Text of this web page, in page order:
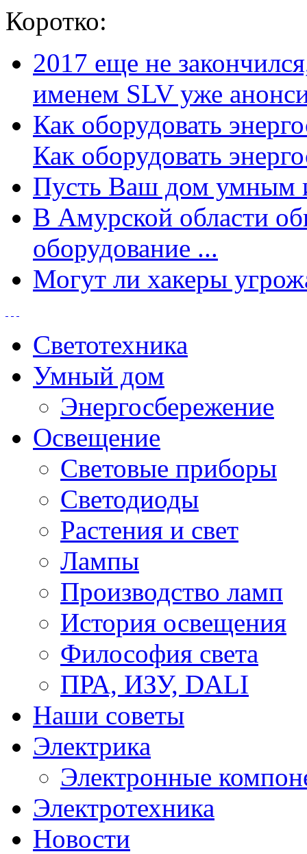
Коротко:
2017 еще не
именем SLV уже
Как оборудовать
Как оборудовать
Пусть Ваш дом умным
В Амурской области
оборудование ...
Могут ли хакеры
Светотехника
Умный дом
Энергосбережение
Освещение
Световые приборы
Светодиоды
Растения и свет
Лампы
Производство ламп
История освещения
Философия света
ПРА, ИЗУ, DALI
Наши советы
Электрика
Электронные
Электротехника
Новости